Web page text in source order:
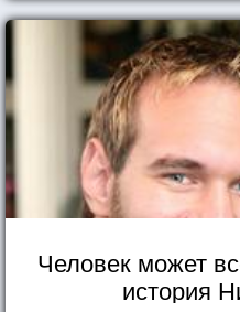
Человек может
история